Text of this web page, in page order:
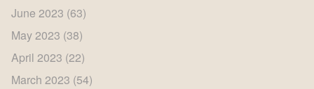
June 2023 (63)
May 2023 (38)
April 2023 (22)
March 2023 (54)